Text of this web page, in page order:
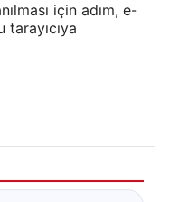
için adım, e-